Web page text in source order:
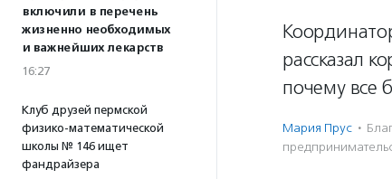
включили в перечень
жизненно необходимых
и важнейших лекарств
16:27
Клуб друзей пермской
физико-математической
школы № 146 ищет
фандрайзера
рассказал
почему все
Мария Прус ·